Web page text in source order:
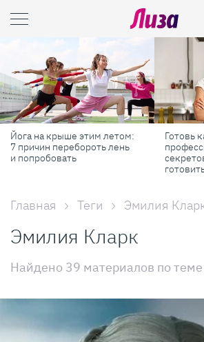
Готовь как шеф-повар: 6
профессиональных
секретов, которые помогут
самые
России
Главная Теги Эмилия
Эмилия Кларк
Найдено 39 материалов по теме